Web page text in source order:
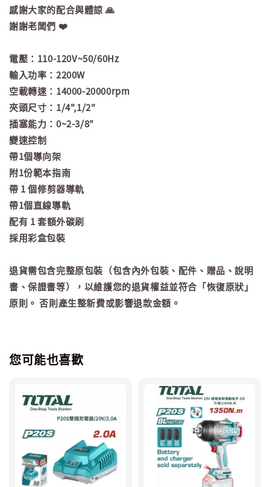
感謝大家的配合與體諒 🙏
謝謝老闆們 ❤️
電壓：110-120V~50/60Hz
輸入功率：2200W
空載轉速：14000-20000rpm
夾頭尺寸：1/4",1/2"
插塞能力：0~2-3/8"
變速控制
帶1個導向架
附1份範本指南
帶 1 個修剪器導軌
帶1個直線導軌
配有 1 套額外碳刷
採用彩盒包裝
退貨需包含完整原包裝（包含內外包裝、配件、贈品、說明
書、保證書等），以維護您的退貨權益並符合「恢復原狀」
原則。 否則產生整新費或影響退款金額。
您可能也喜歡